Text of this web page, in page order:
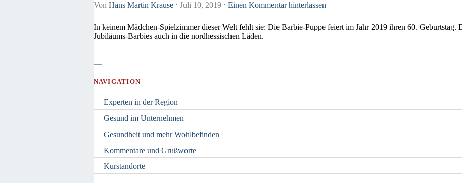
Von Hans Martin Krause ⋅ Juli 10, 2019 ⋅ Einen Kommentar hinterlassen
In keinem Mädchen-Spielzimmer dieser Welt fehlt sie: Die Barbie-Puppe feiert im Jahr 2019 ihren 60. Geburtstag.
Jubiläums-Barbies auch in die nordhessischen Läden.
—
NAVIGATION
Experten in der Region
Gesund im Unternehmen
Gesundheit und mehr Wohlbefinden
Kommentare und Grußworte
Kurstandorte